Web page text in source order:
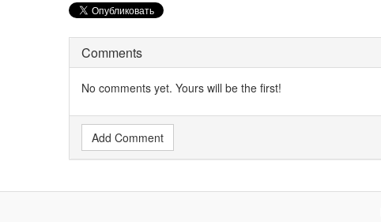
Comments
No comments yet. Yours will be the first!
Add Comment